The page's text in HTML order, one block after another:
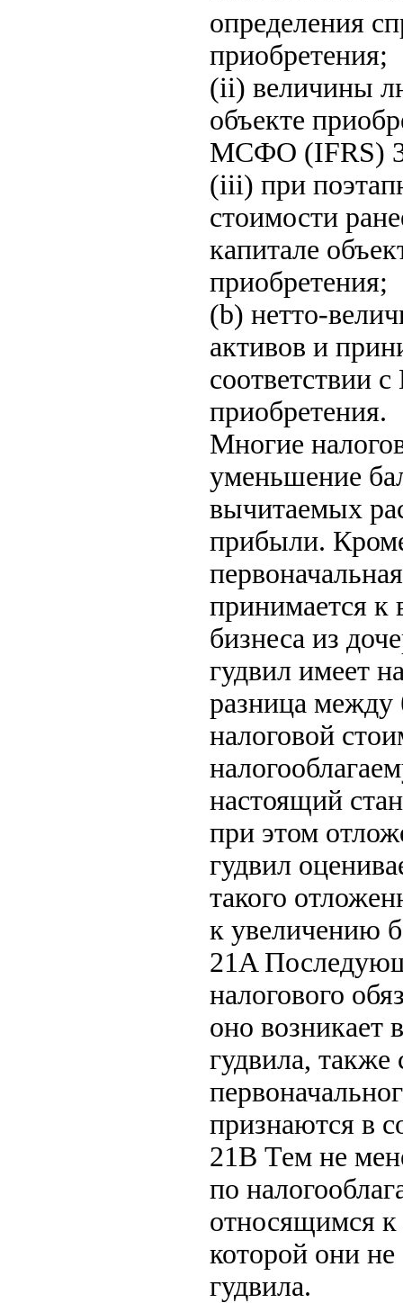
определения
приобретения;
(ii) величины
объекте
МСФО (IFRS)
(iii) при
стоимости
капитале
приобретения;
(b) нетто-
активов и
соответствии
приобретения.
Многие
уменьшение
вычитаемых
прибыли.
принимается к
бизнеса из
гудвил имеет
разница между
налоговой
настоящий
при этом
гудвил
такого
к увеличению
21A
налогового
оно возникает
гудвила, также
признаются в
21B Тем не
по
относящимся к
которой они
гудвила.